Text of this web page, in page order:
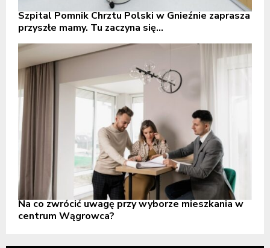
Szpital Pomnik Chrztu Polski w Gnieźnie zaprasza
przyszłe mamy. Tu zaczyna się...
Na co zwrócić uwagę przy wyborze mieszkania w
centrum Wągrowca?